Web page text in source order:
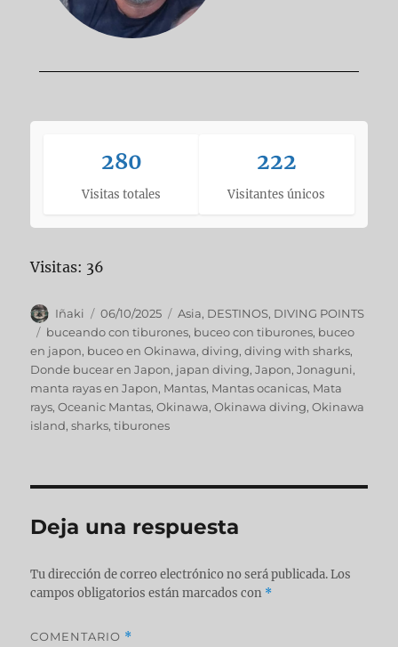
280
Visitas totales
222
Visitantes únicos
Visitas: 36
Iñaki 06/10/2025 Asia, DESTINOS, DIVING POINTS
buceando con tiburones, buceo con tiburones, buceo
en japon, buceo en Okinawa,diving,diving with sharks,
Donde bucear en Japon, japan diving,Japon,Jonaguni,
manta rayas en Japon, Mantas, Mantas ocanicas, Mata
rays,Oceanic Mantas,Okinawa,Okinawa diving,Okinawa
island,sharks,tiburones
Deja una respuesta
Tu dirección de correo electrónico no será publicada. Los
campos obligatorios están marcados con *
COMENTARIO *